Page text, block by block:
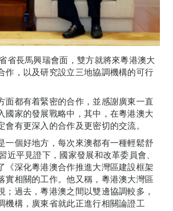
省長馬興瑞會面，雙方就將來粵港澳大
作，以及研究設立三地協調機構的可行
都有着緊密的合作，並感謝廣東一直
家的發展戰略中，其中，在粵港澳大
有更深入的合作及更密切的交流。
個好地方，每次來澳都有一種輕鬆舒
平見證下，國家發展和改革委員會、
《深化粵港澳合作推進大灣區建設框架
相關的工作。他又稱，粵港澳大灣區
過去，粵港澳之間以雙邊協調較多，
機構，廣東省就此正進行相關論證工